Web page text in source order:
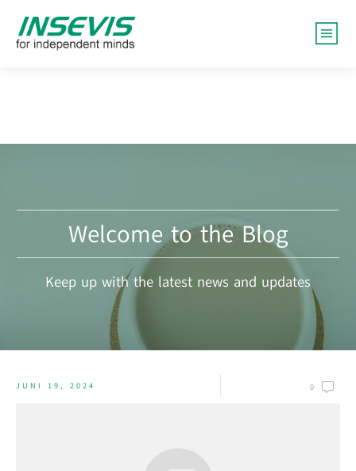
Welcome to the Blog
Keep up with the latest news and updates
JUNI 19, 2024 0